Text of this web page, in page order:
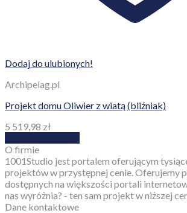
Dodaj do ulubionych!
Archipelag.pl
Projekt domu Oliwier z wiatą (bliźniak)
5 519,98 zł
O firmie
1001Studio jest portalem oferującym
projektów w przystępnej cenie. Oferujemy
dostępnych na większości portali
nas wyróżnia? - ten sam projekt w niższej
Dane kontaktowe